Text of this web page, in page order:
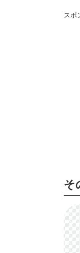
スポ
そ